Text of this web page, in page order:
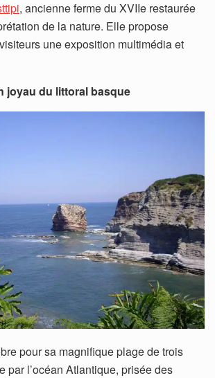
, ancienne ferme du XVIIe restaurée
de la nature. Elle propose
une exposition multimédia et
joyau du littoral basque
pour sa magnifique plage de trois
par l’océan Atlantique, prisée des